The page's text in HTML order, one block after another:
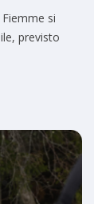
si
previsto